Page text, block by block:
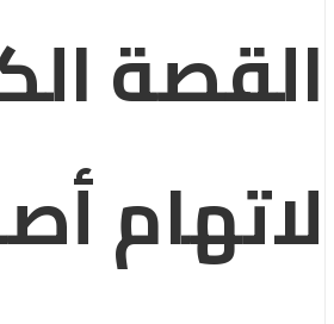
القصة
لاتهام